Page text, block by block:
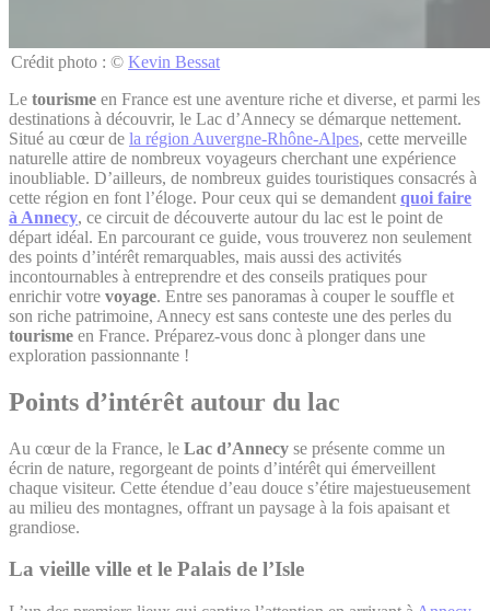
Crédit photo : © Kevin Bessat
Le tourisme en France est une aventure riche et diverse, et parmi les
destinations à découvrir, le Lac d’Annecy se démarque nettement.
Situé au cœur de la région Auvergne-Rhône-Alpes, cette merveille
naturelle attire de nombreux voyageurs cherchant une expérience
inoubliable. D’ailleurs, de nombreux guides touristiques consacrés à
cette région en font l’éloge. Pour ceux qui se demandent quoi faire
à Annecy, ce circuit de découverte autour du lac est le point de
départ idéal. En parcourant ce guide, vous trouverez non seulement
des points d’intérêt remarquables, mais aussi des activités
incontournables à entreprendre et des conseils pratiques pour
enrichir votre voyage. Entre ses panoramas à couper le souffle et
son riche patrimoine, Annecy est sans conteste une des perles du
tourisme en France. Préparez-vous donc à plonger dans une
exploration passionnante !
Points d’intérêt autour du lac
Au cœur de la France, le Lac d’Annecy se présente comme un
écrin de nature, regorgeant de points d’intérêt qui émerveillent
chaque visiteur. Cette étendue d’eau douce s’étire majestueusement
au milieu des montagnes, offrant un paysage à la fois apaisant et
grandiose.
La vieille ville et le Palais de l’Isle